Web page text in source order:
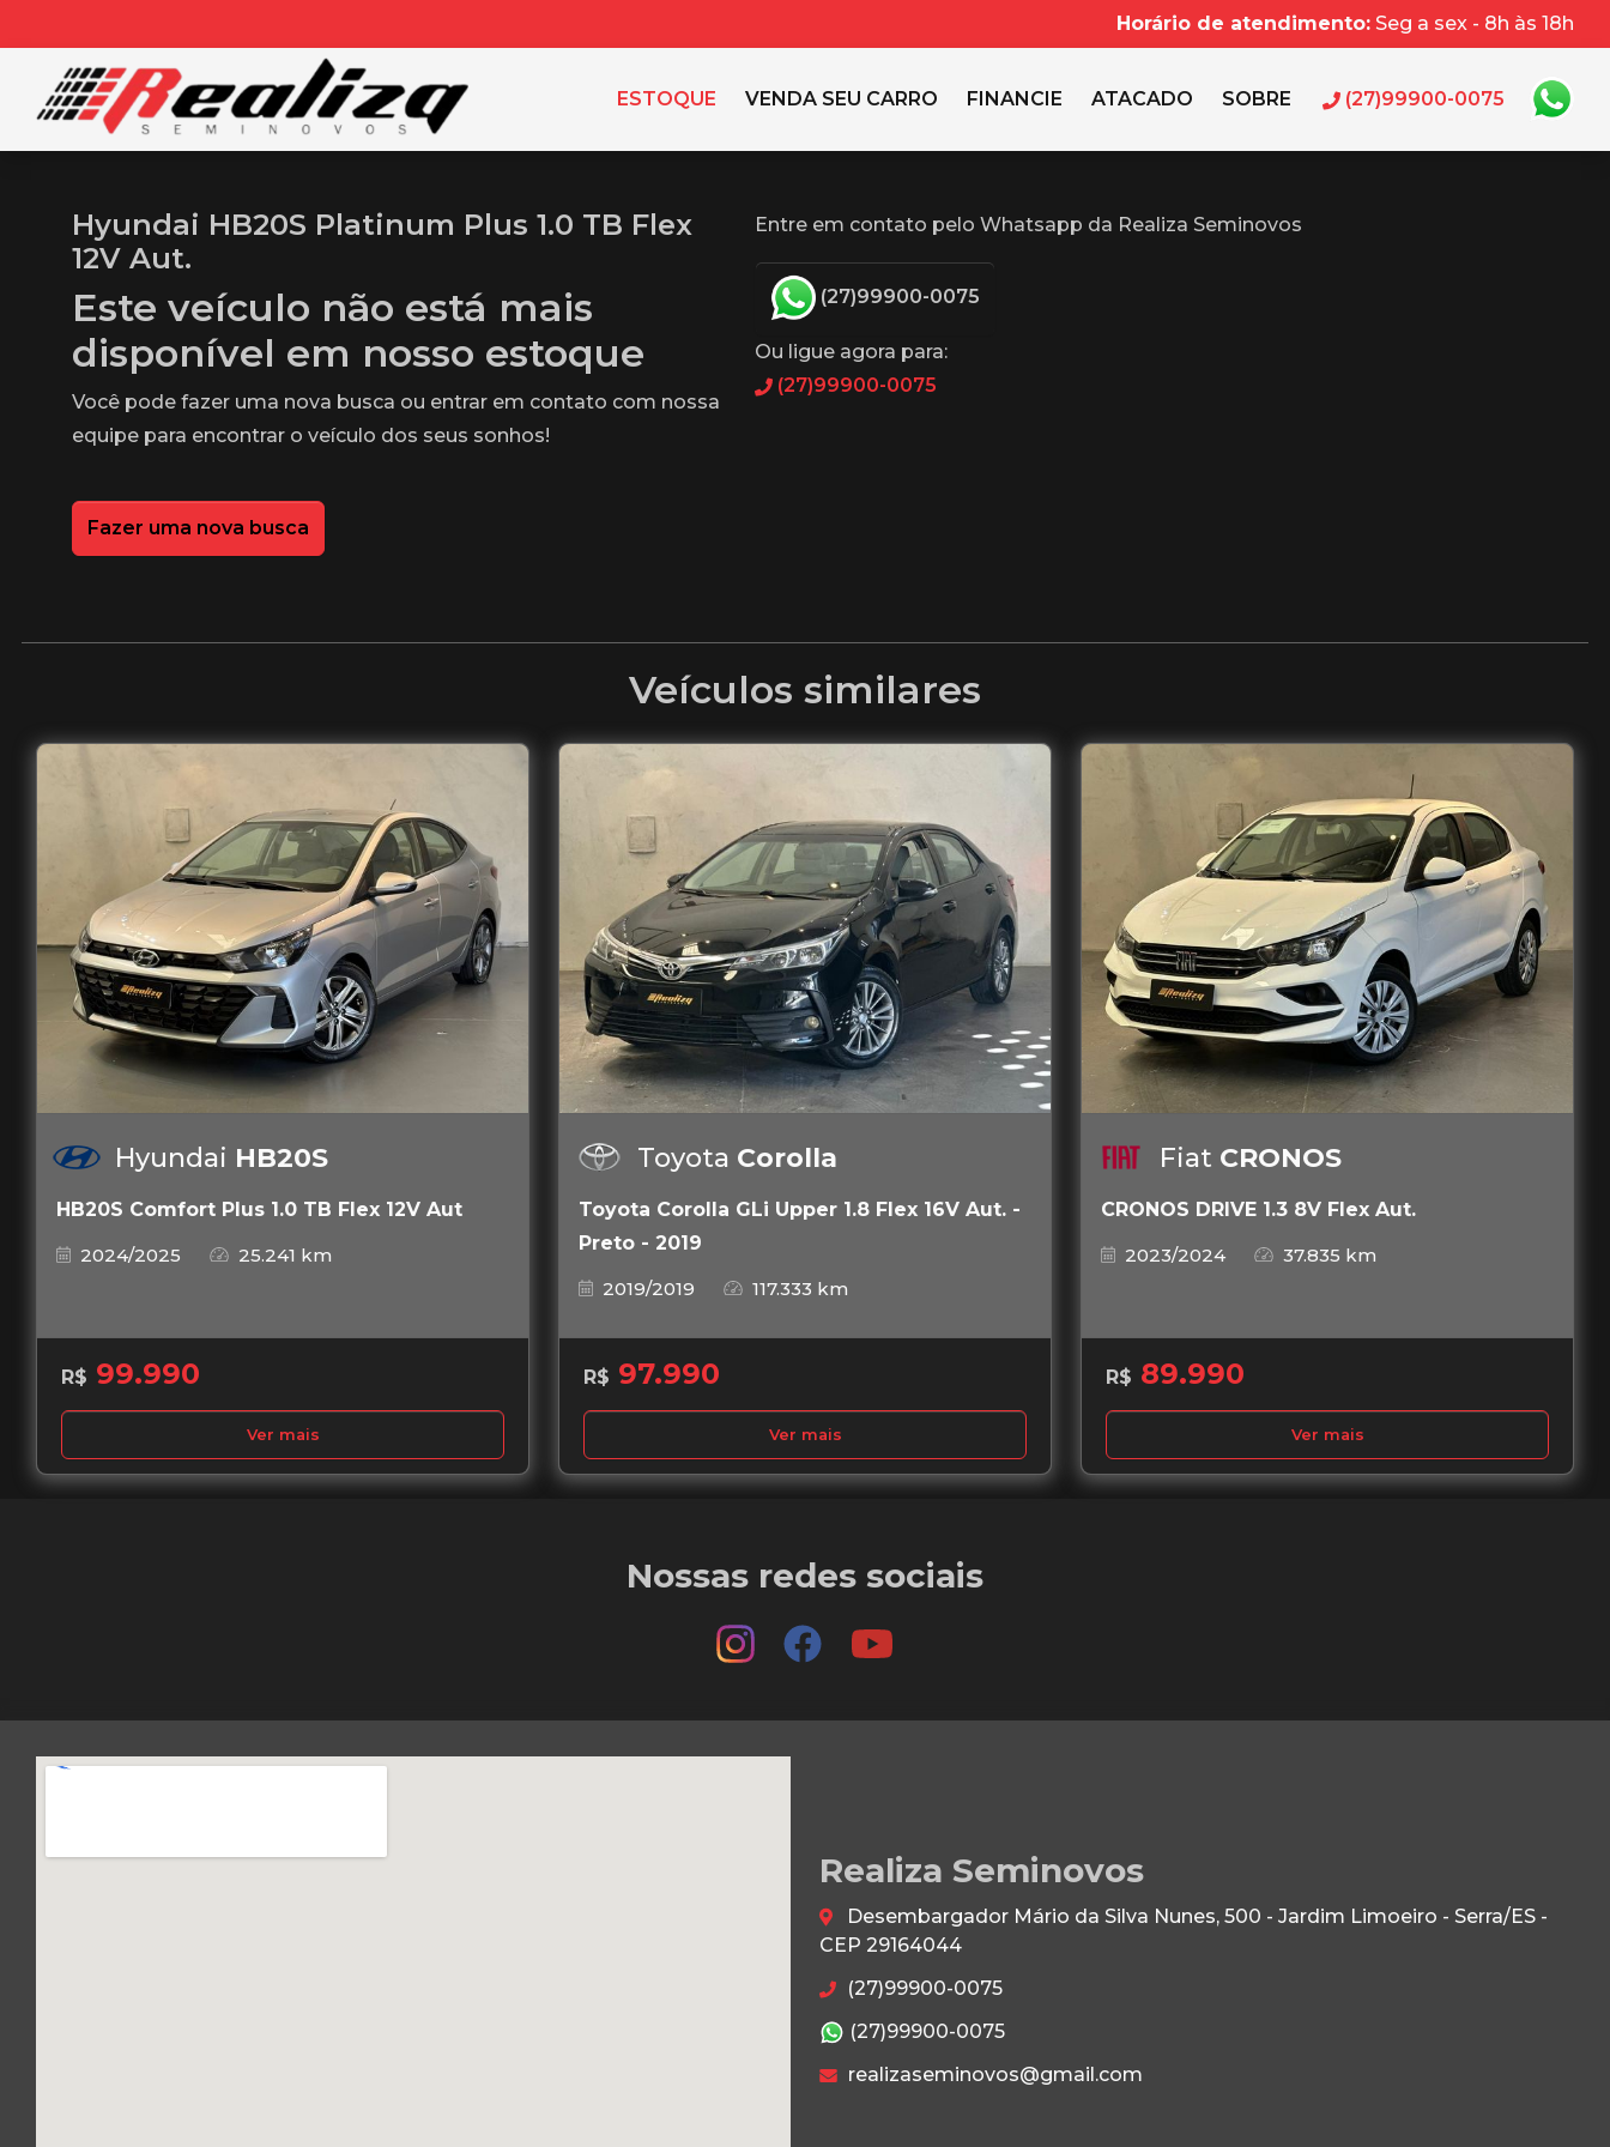
Horário de atendimento: Seg a sex - 8h às 18h
ESTOQUE VENDA SEU CARRO FINANCIE ATACADO SOBRE (27)99900-0075
Hyundai HB20S Platinum Plus 1.0 TB Flex
12V Aut.
Este veículo não está mais
disponível em nosso estoque
Você pode fazer uma nova busca ou entrar em contato com nossa
equipe para encontrar o veículo dos seus sonhos!
Fazer uma nova busca
Entre em contato pelo Whatsapp da Realiza Seminovos
(27)99900-0075
Ou ligue agora para:
(27)99900-0075
Veículos similares
Hyundai HB20S
HB20S Comfort Plus 1.0 TB Flex 12V Aut
2024/2025
25.241 km
R$ 99.990
Ver mais
Toyota Corolla
Toyota Corolla GLi Upper 1.8 Flex 16V Aut. -
Preto - 2019
2019/2019
117.333 km
R$ 97.990
Ver mais
Fiat CRONOS
CRONOS DRIVE 1.3 8V Flex Aut.
2023/2024
37.835 km
R$ 89.990
Ver mais
Nossas redes sociais
Realiza Seminovos
Desembargador Mário da Silva Nunes, 500 - Jardim Limoeiro - Serra/ES -
CEP 29164044
(27)99900-0075
(27)99900-0075
realizaseminovos@gmail.com